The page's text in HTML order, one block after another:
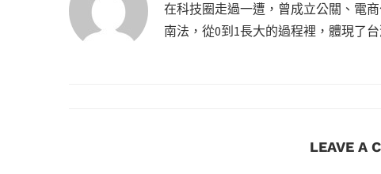
在科技圈走過一遭，曾成立公關、電
南法，從0到1長大的過程裡，體現了
LEAVE A